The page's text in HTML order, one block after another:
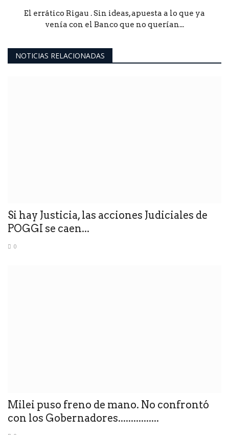
El errático Rigau . Sin ideas, apuesta a lo que ya
venía con el Banco que no querían...
NOTICIAS RELACIONADAS
Si hay Justicia, las acciones Judiciales de
POGGI se caen...
0
Milei puso freno de mano. No confrontó
con los Gobernadores................